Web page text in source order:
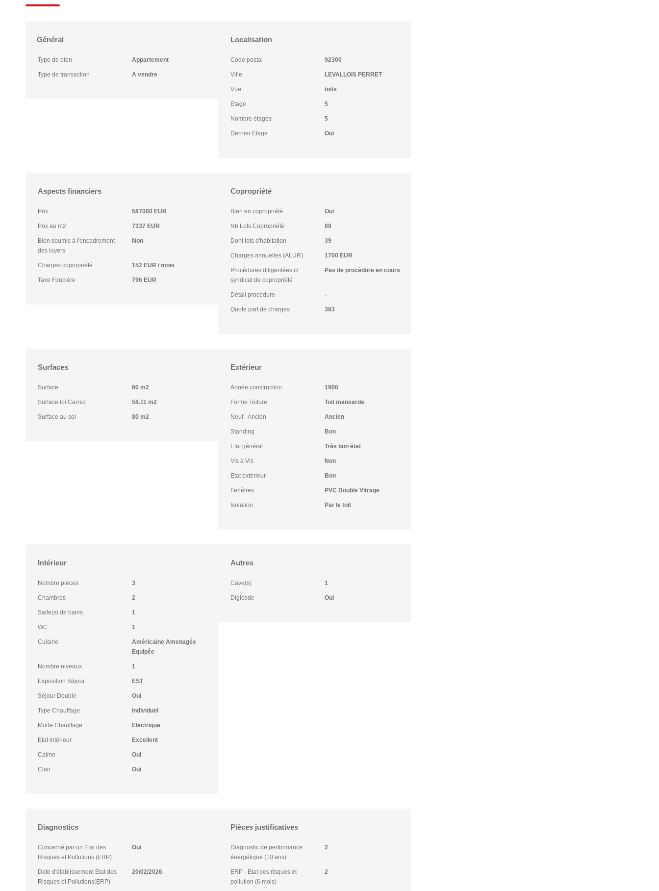
Général
Type de bien Appartement
Type de transaction A vendre
Localisation
Code postal 92300
Ville LEVALLOIS PERRET
Vue toits
Etage 5
Nombre étages 5
Dernier Etage Oui
Aspects financiers
Prix 587000 EUR
Prix au m2 7337 EUR
Bien soumis à l'encadrement
des loyers
Non
Charges copropriété 152 EUR / mois
Taxe Foncière 796 EUR
Copropriété
Bien en copropriété Oui
Nb Lots Copropriété 89
Dont lots d'habitation 39
Charges annuelles (ALUR) 1700 EUR
Procédures diligentées c/
syndicat de copropriété
Pas de procédure en cours
Détail procédure -
Quote part de charges 383
Surfaces
Surface 80 m2
Surface loi Carrez 58.11 m2
Surface au sol 80 m2
Extérieur
Année construction 1900
Forme Toiture Toit mansarde
Neuf - Ancien Ancien
Standing Bon
Etat général Très bon état
Vis à Vis Non
Etat extérieur Bon
Fenêtres PVC Double Vitrage
Isolation Par le toit
Intérieur
Nombre pièces 3
Chambres 2
Salle(s) de bains 1
WC 1
Cuisine
Américaine Amenagée
Equipée
Nombre niveaux 1
Exposition Séjour EST
Séjour Double Oui
Type Chauffage Individuel
Mode Chauffage Electrique
Etat intérieur Excellent
Calme Oui
Clair Oui
Autres
Cave(s) 1
Digicode Oui
Diagnostics
Concerné par un Etat des
Risques et Pollutions (ERP)
Oui
Date d'établissement Etat des
Risques et Pollutions(ERP)
20/02/2026
Pièces justificatives
Diagnostic de performance
énergétique (10 ans)
2
ERP - Etat des risques et
pollution (6 mois)
2